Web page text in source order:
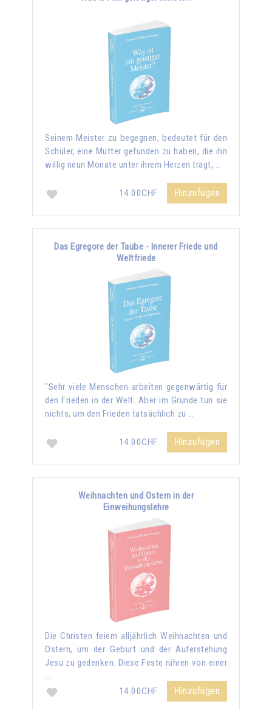
Seinem Meister zu begegnen, bedeutet für den
Schüler, eine Mutter gefunden zu haben, die ihn
willig neun Monate unter ihrem Herzen trägt, …
14.00CHF Hinzufügen
Das Egregore der Taube - Innerer Friede und
Weltfriede
"Sehr viele Menschen arbeiten gegenwärtig für
den Frieden in der Welt. Aber im Grunde tun sie
nichts, um den Frieden tatsächlich zu …
14.00CHF Hinzufügen
Weihnachten und Ostern in der
Einweihungslehre
Die Christen feiern alljährlich Weihnachten und
Ostern, um der Geburt und der Auferstehung
Jesu zu gedenken. Diese Feste rühren von einer
…
14.00CHF
Hinzufügen